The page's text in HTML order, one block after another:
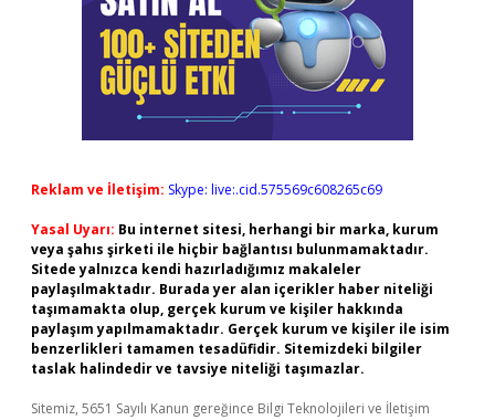
Reklam ve İletişim: Skype: live:.cid.575569c608265c69
Yasal Uyarı: Bu internet sitesi, herhangi bir marka, kurum
veya şahıs şirketi ile hiçbir bağlantısı bulunmamaktadır.
Sitede yalnızca kendi hazırladığımız makaleler
paylaşılmaktadır. Burada yer alan içerikler haber niteliği
taşımamakta olup, gerçek kurum ve kişiler hakkında
paylaşım yapılmamaktadır. Gerçek kurum ve kişiler ile isim
benzerlikleri tamamen tesadüfidir. Sitemizdeki bilgiler
taslak halindedir ve tavsiye niteliği taşımazlar.
Sitemiz, 5651 Sayılı Kanun gereğince Bilgi Teknolojileri ve İletişim